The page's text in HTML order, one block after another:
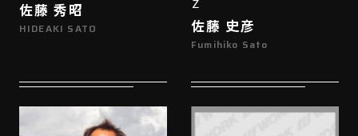
佐藤 秀昭
HIDEAKI SATO
Ｚ
佐藤 史彦
Fumihiko Sato